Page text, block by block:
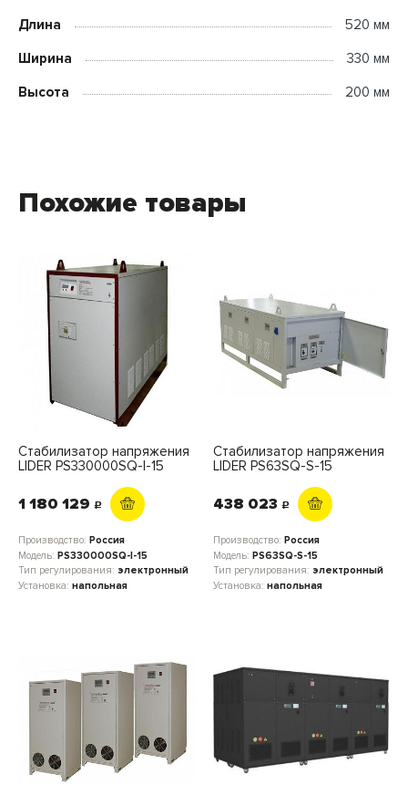
Длина 520 мм
Ширина 330 мм
Высота 200 мм
Похожие товары
Стабилизатор напряжения
LIDER PS330000SQ-I-15
1 180 129 c
Производство: Россия
Модель: PS330000SQ-I-15
Тип регулирования: электронный
Установка: напольная
Стабилизатор напряжения
LIDER PS63SQ-S-15
438 023 c
Производство: Россия
Модель: PS63SQ-S-15
Тип регулирования: электронный
Установка: напольная